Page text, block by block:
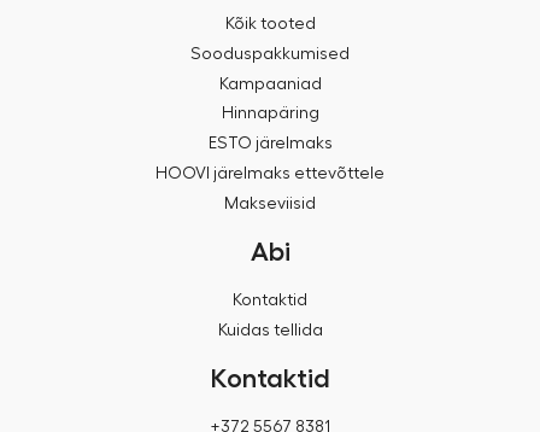
Kõik tooted
Sooduspakkumised
Kampaaniad
Hinnapäring
ESTO järelmaks
HOOVI järelmaks ettevõttele
Makseviisid
Abi
Kontaktid
Kuidas tellida
Kontaktid
+372 5567 8381